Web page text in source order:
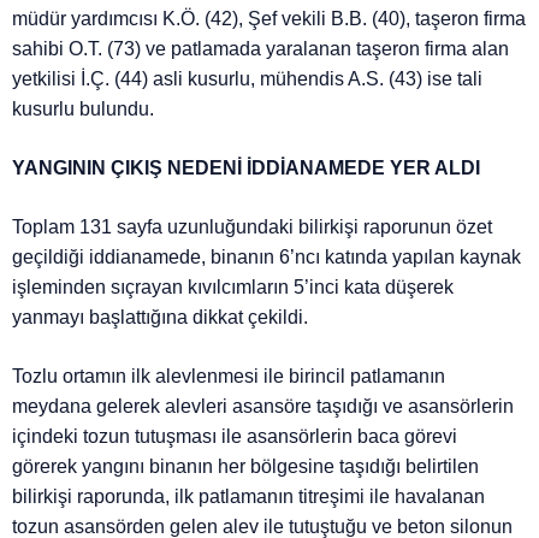
müdür yardımcısı K.Ö. (42), Şef vekili B.B. (40), taşeron firma
sahibi O.T. (73) ve patlamada yaralanan taşeron firma alan
yetkilisi İ.Ç. (44) asli kusurlu, mühendis A.S. (43) ise tali
kusurlu bulundu.
YANGININ ÇIKIŞ NEDENİ İDDİANAMEDE YER ALDI
Toplam 131 sayfa uzunluğundaki bilirkişi raporunun özet
geçildiği iddianamede, binanın 6’ncı katında yapılan kaynak
işleminden sıçrayan kıvılcımların 5’inci kata düşerek
yanmayı başlattığına dikkat çekildi.
Tozlu ortamın ilk alevlenmesi ile birincil patlamanın
meydana gelerek alevleri asansöre taşıdığı ve asansörlerin
içindeki tozun tutuşması ile asansörlerin baca görevi
görerek yangını binanın her bölgesine taşıdığı belirtilen
bilirkişi raporunda, ilk patlamanın titreşimi ile havalanan
tozun asansörden gelen alev ile tutuştuğu ve beton silonun